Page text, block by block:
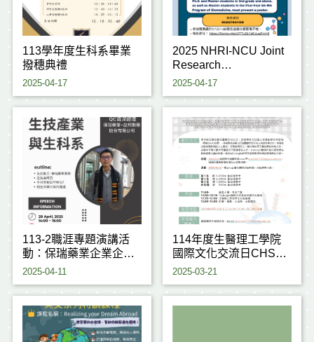
113學年度生科系畢業
撥穗典禮
2025-04-17
2025 NHRI-NCU Joint
Research
Conference(~5/12)
2025-04-17
113-2職涯專題演講活
動：保瑞藥業企業企業
講
2025-04-11
114年度生醫理工學院
國際文化交流日CHST x
Fulbright International
2025-03-21